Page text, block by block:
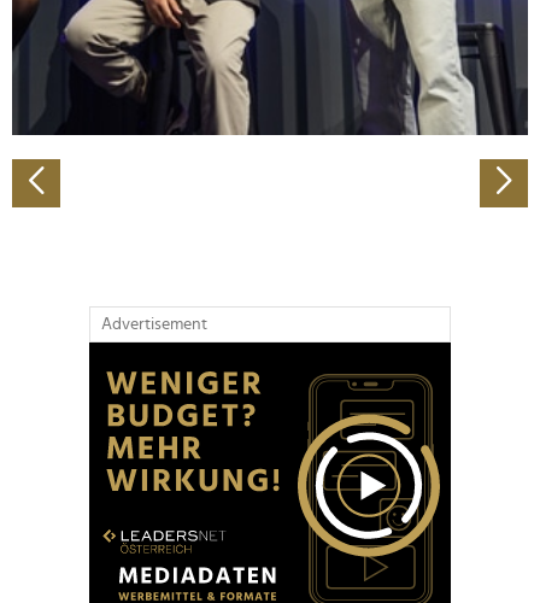
Wir verwenden Cookies, um Inhalte und Anzeigen zu
personalisieren, Funktionen für soziale Medien anbieten
zu können und die Zugriffe auf unsere Website zu
analysieren. Außerdem geben wir Informationen zu Ihrer
Verwendung unserer Website an unsere Partner für
soziale Medien, Werbung und Analysen weiter. Unsere
Partner führen diese Informationen möglicherweise mit
Advertisement